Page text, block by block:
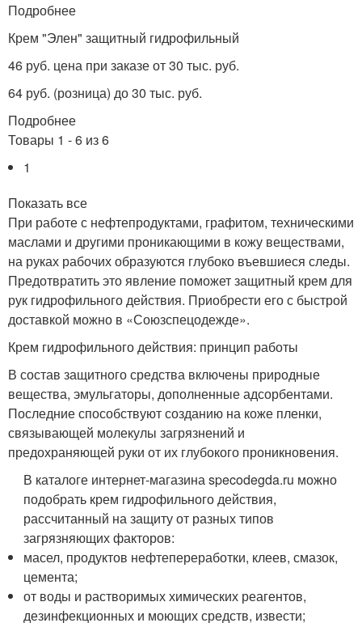
Подробнее
Крем "Элен" защитный гидрофильный
46 руб. цена при заказе от 30 тыс. руб.
64 руб. (розница) до 30 тыс. руб.
Подробнее
Товары 1 - 6 из 6
1
Показать все
При работе с нефтепродуктами, графитом, техническими
маслами и другими проникающими в кожу веществами,
на руках рабочих образуются глубоко въевшиеся следы.
Предотвратить это явление поможет защитный крем для
рук гидрофильного действия. Приобрести его с быстрой
доставкой можно в «Союзспецодежде».
Крем гидрофильного действия: принцип работы
В состав защитного средства включены природные
вещества, эмульгаторы, дополненные адсорбентами.
Последние способствуют созданию на коже пленки,
связывающей молекулы загрязнений и
предохраняющей руки от их глубокого проникновения.
В каталоге интернет-магазина specodegda.ru можно
подобрать крем гидрофильного действия,
рассчитанный на защиту от разных типов
загрязняющих факторов:
масел, продуктов нефтепереработки, клеев, смазок,
цемента;
от воды и растворимых химических реагентов,
дезинфекционных и моющих средств, извести;